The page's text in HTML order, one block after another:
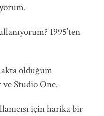
1995’ten
olduğum
Studio One.
için harika bir